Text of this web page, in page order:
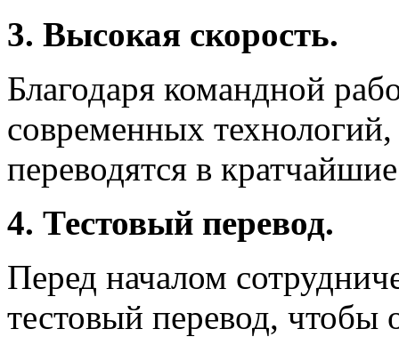
3. Высокая скорость.
Благодаря командной
современных
переводятся в
4. Тестовый перевод.
Перед началом
тестовый перевод, чтобы